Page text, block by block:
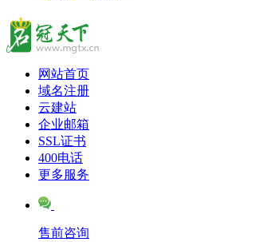
网站首页
域名注册
云建站
企业邮箱
SSL证书
400电话
更多服务
售前咨询